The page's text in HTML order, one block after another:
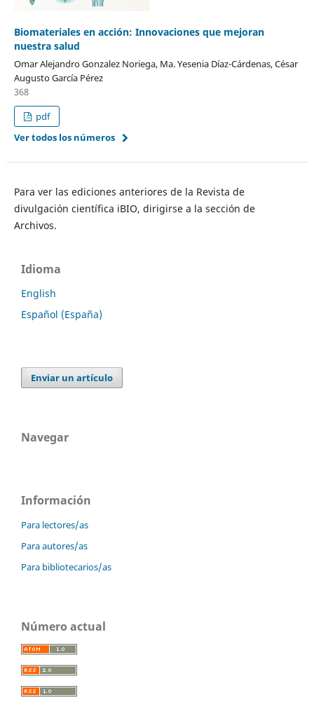
Biomateriales en acción: Innovaciones que mejoran
nuestra salud
Omar Alejandro Gonzalez Noriega, Ma. Yesenia Díaz-Cárdenas, César
Augusto García Pérez
368
pdf
Ver todos los números
Para ver las ediciones anteriores de la Revista de
divulgación científica iBIO, dirigirse a la sección de
Archivos.
Idioma
English
Español (España)
Enviar un artículo
Navegar
Información
Para lectores/as
Para autores/as
Para bibliotecarios/as
Número actual